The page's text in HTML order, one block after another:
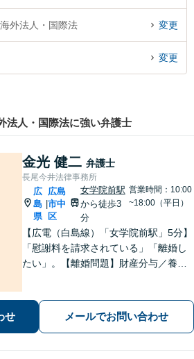
外法人・国際法 変更
変更
法人・国際法に強い弁護士
金光 健二 弁護士
長尾今井法律事務所
広
島
県
|
広島
市中
区
女学院前駅
から徒歩3
分
営業時間：10:00
~18:00（平日）
【広電（白島線）「女学院前駅」5分】
「慰謝料を請求されている」「離婚し
たい」。【離婚問題】財産分与／養育
請求など【相続・遺言】料金は明確に
細かく設定【初回相談無料】
せ メールでお問い合わせ